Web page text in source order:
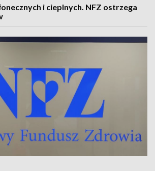
i cieplnych. NFZ ostrzega